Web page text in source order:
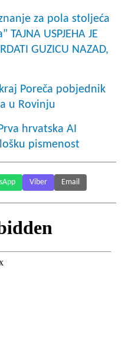
za pola stoljeća
USPJEHA JE
GUZICU NAZAD,
Poreča pobjednik
u Rovinju
hrvatska AI
pismenost
Viber Email